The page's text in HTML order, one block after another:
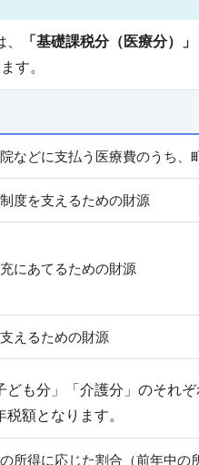
「基礎課税分（医療分）
す。
などに支払う医療費のうち、
度を支えるための財源
にあてるための財源
えるための財源
ども分」「介護分」のそれ
額となります。
所得に応じた割合（前年中